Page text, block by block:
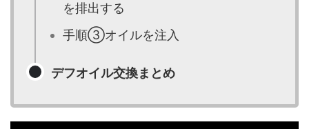
を排出する
手順③オイルを注入
デフオイル交換まとめ